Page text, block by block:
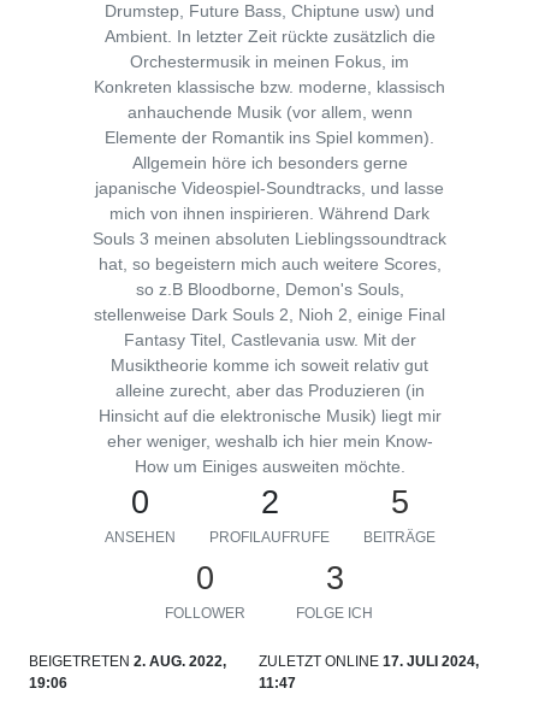
Drumstep, Future Bass, Chiptune usw) und
Ambient. In letzter Zeit rückte zusätzlich die
Orchestermusik in meinen Fokus, im
Konkreten klassische bzw. moderne, klassisch
anhauchende Musik (vor allem, wenn
Elemente der Romantik ins Spiel kommen).
Allgemein höre ich besonders gerne
japanische Videospiel-Soundtracks, und lasse
mich von ihnen inspirieren. Während Dark
Souls 3 meinen absoluten Lieblingssoundtrack
hat, so begeistern mich auch weitere Scores,
so z.B Bloodborne, Demon's Souls,
stellenweise Dark Souls 2, Nioh 2, einige Final
Fantasy Titel, Castlevania usw. Mit der
Musiktheorie komme ich soweit relativ gut
alleine zurecht, aber das Produzieren (in
Hinsicht auf die elektronische Musik) liegt mir
eher weniger, weshalb ich hier mein Know-
How um Einiges ausweiten möchte.
0
ANSEHEN
2
PROFILAUFRUFE
5
BEITRÄGE
0
FOLLOWER
3
FOLGE ICH
BEIGETRETEN 2. AUG. 2022,
19:06
ZULETZT ONLINE 17. JULI 2024,
11:47